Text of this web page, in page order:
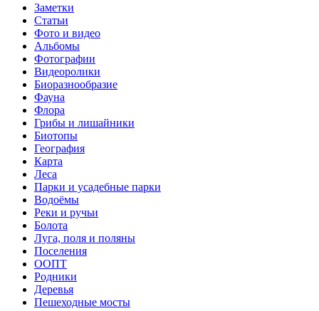
Заметки
Статьи
Фото и видео
Альбомы
Фотографии
Видеоролики
Биоразнообразие
Фауна
Флора
Грибы и лишайники
Биотопы
География
Карта
Леса
Парки и усадебные парки
Водоёмы
Реки и ручьи
Болота
Луга, поля и поляны
Поселения
ООПТ
Родники
Деревья
Пешеходные мосты